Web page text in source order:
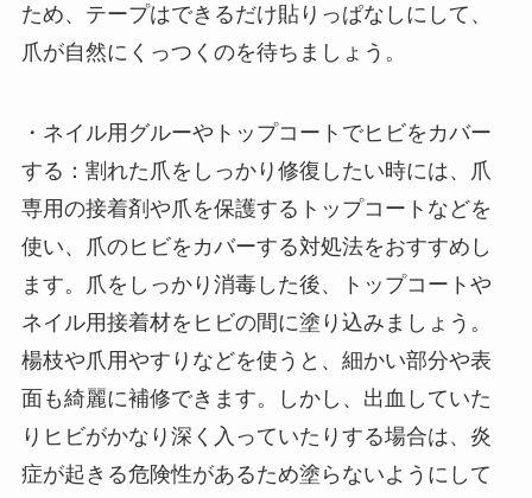
ため、テープはできるだけ貼りっぱなしにして、
爪が自然にくっつくのを待ちましょう。
・ネイル用グルーやトップコートでヒビをカバー
する：割れた爪をしっかり修復したい時には、爪
専用の接着剤や爪を保護するトップコートなどを
使い、爪のヒビをカバーする対処法をおすすめし
ます。爪をしっかり消毒した後、トップコートや
ネイル用接着材をヒビの間に塗り込みましょう。
楊枝や爪用やすりなどを使うと、細かい部分や表
面も綺麗に補修できます。しかし、出血していた
りヒビがかなり深く入っていたりする場合は、炎
症が起きる危険性があるため塗らないようにして